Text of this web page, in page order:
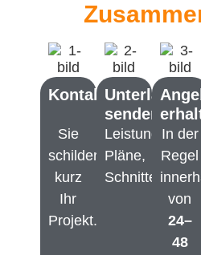
Kontaktaufnahme
Sie
schildern
kurz
Ihr
Projekt.
Unterlagen
senden
Pläne,
Schnitte.
In der
Regel
von
24–
48